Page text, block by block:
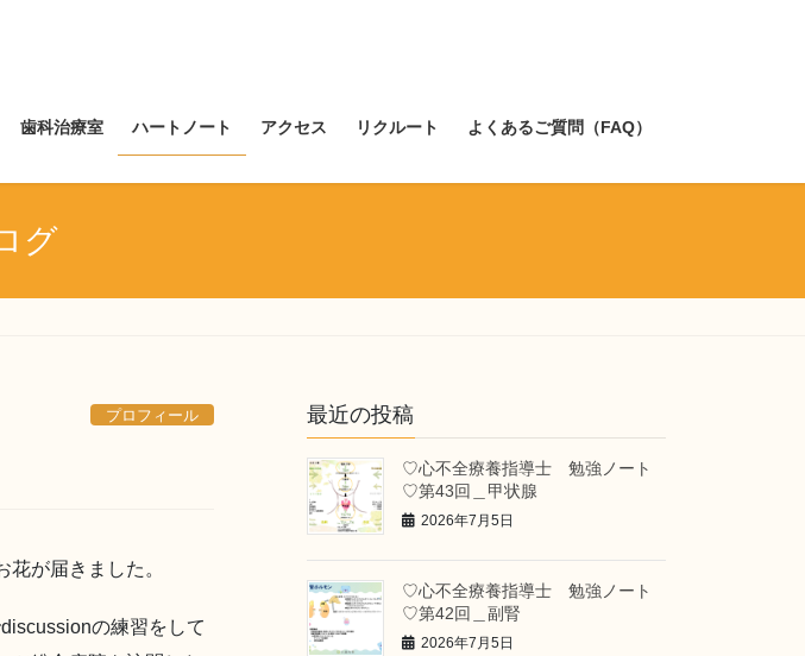
歯科治療室 ハートノート アクセス リクルート よくあるご質問（FAQ）
グ
プロフィール
が届きました。
の練習をして
最近の投稿
♡心不全療養指導士 勉強ノート
♡第43回＿甲状腺
2026年7月5日
♡心不全療養指導士 勉強ノート
♡第42回＿副腎
2026年7月5日